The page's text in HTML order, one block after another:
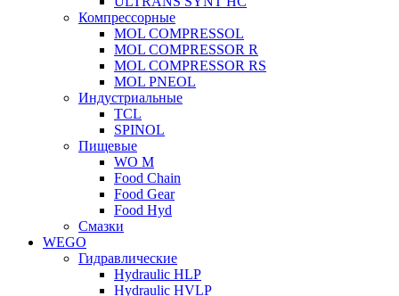
Компрессорные
MOL COMPRESSOL
MOL COMPRESSOR R
MOL COMPRESSOR RS
MOL PNEOL
Индустриальные
TCL
SPINOL
Пищевые
WO M
Food Chain
Food Gear
Food Hyd
Смазки
WEGO
Гидравлические
Hydraulic HLP
Hydraulic HVLP